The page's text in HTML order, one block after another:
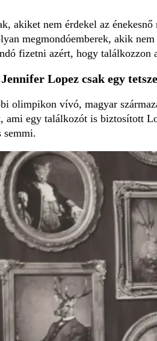
akiket nem érdekel az
megmondóemberek, akik
fizetni azért, hogy
Lopez csak egy
olimpikon vívó, magyar
ami egy találkozót is biztosított
semmi.